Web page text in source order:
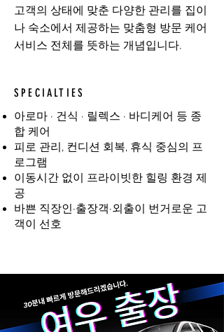
고객의 상태에 맞춘 다양한 관리를 집이
나 숙소에서 제공하는 맞춤형 방문 케어
서비스 전체를 뜻하는 개념입니다.
SPECIALTIES
아로마 · 건식 · 릴렉스 · 바디케어 등 종
합 케어
피로 관리, 컨디션 회복, 휴식 중심의 프
로그램
이동시간 없이 프라이빗한 힐링 환경 제
공
바쁜 직장인·출장객·외출이 번거로운 고
객이 선호